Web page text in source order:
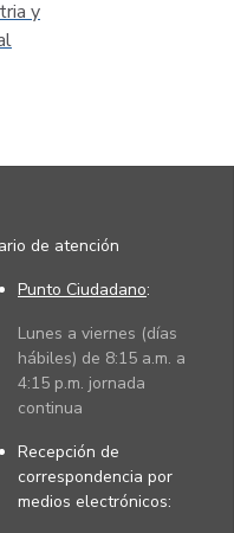
y
de atención
Punto Ciudadano:
Lunes a viernes (días
hábiles) de 8:15 a.m. a
4:15 p.m. jornada
continua
Recepción de
correspondencia por
medios electrónicos: